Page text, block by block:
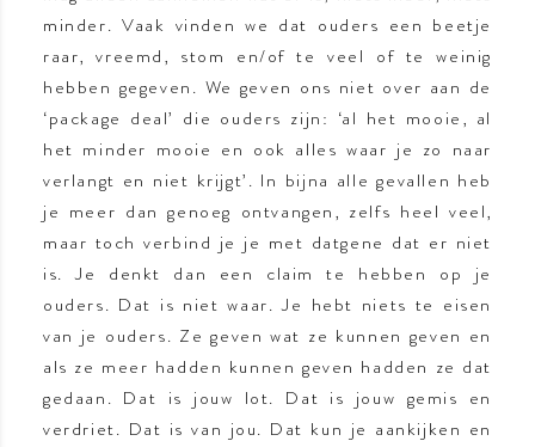
minder. Vaak vinden we dat ouders een beetje
raar, vreemd, stom en/of te veel of te weinig
hebben gegeven. We geven ons niet over aan de
‘package deal’ die ouders zijn: ‘al het mooie, al
het minder mooie en ook alles waar je zo naar
verlangt en niet krijgt’. In bijna alle gevallen heb
je meer dan genoeg ontvangen, zelfs heel veel,
maar toch verbind je je met datgene dat er niet
is. Je denkt dan een claim te hebben op je
ouders. Dat is niet waar. Je hebt niets te eisen
van je ouders. Ze geven wat ze kunnen geven en
als ze meer hadden kunnen geven hadden ze dat
gedaan. Dat is jouw lot. Dat is jouw gemis en
verdriet. Dat is van jou. Dat kun je aankijken en